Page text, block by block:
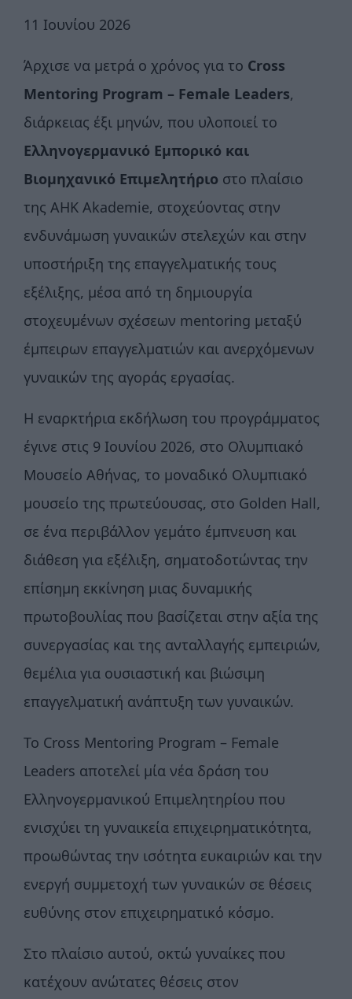
11 Ιουνίου 2026
Άρχισε να μετρά ο χρόνος για το Cross
Mentoring Program – Female Leaders,
διάρκειας έξι μηνών, που υλοποιεί το
Ελληνογερμανικό Εμπορικό και
Βιομηχανικό Επιμελητήριο στο πλαίσιο
της AHK Akademie, στοχεύοντας στην
ενδυνάμωση γυναικών στελεχών και στην
υποστήριξη της επαγγελματικής τους
εξέλιξης, μέσα από τη δημιουργία
στοχευμένων σχέσεων mentoring μεταξύ
έμπειρων επαγγελματιών και ανερχόμενων
γυναικών της αγοράς εργασίας.
Η εναρκτήρια εκδήλωση του προγράμματος
έγινε στις 9 Ιουνίου 2026, στο Ολυμπιακό
Μουσείο Αθήνας, το μοναδικό Ολυμπιακό
μουσείο της πρωτεύουσας, στο Golden Hall,
σε ένα περιβάλλον γεμάτο έμπνευση και
διάθεση για εξέλιξη, σηματοδοτώντας την
επίσημη εκκίνηση μιας δυναμικής
πρωτοβουλίας που βασίζεται στην αξία της
συνεργασίας και της ανταλλαγής εμπειριών,
θεμέλια για ουσιαστική και βιώσιμη
επαγγελματική ανάπτυξη των γυναικών.
Το Cross Mentoring Program – Female
Leaders αποτελεί μία νέα δράση του
Ελληνογερμανικού Επιμελητηρίου που
ενισχύει τη γυναικεία επιχειρηματικότητα,
προωθώντας την ισότητα ευκαιριών και την
ενεργή συμμετοχή των γυναικών σε θέσεις
ευθύνης στον επιχειρηματικό κόσμο.
Στο πλαίσιο αυτού, οκτώ γυναίκες που
κατέχουν ανώτατες θέσεις στον